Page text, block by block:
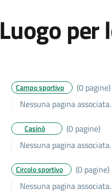
Luogo per
Campo sportivo
(0 pagine)
Nessuna pagina associata.
Casinò
(0 pagine)
Nessuna pagina associata.
Circolo sportivo
(0 pagine)
Nessuna pagina associata.